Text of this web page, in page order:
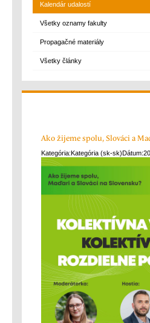
Kalendár udalostí
Všetky oznamy fakulty
Propagačné materiály
Všetky články
Ako žijeme spolu, Slováci a
Kategória:Kategória (sk-sk)Dátum: